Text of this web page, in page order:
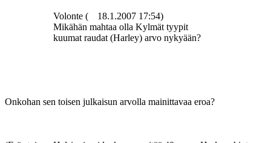
Volonte (
18.1.2007 17:54)
Mikähän mahtaa olla Kylmät tyypit
kuumat raudat (Harley) arvo nykyään?
Onkohan sen toisen julkaisun arvolla mainittavaa eroa?